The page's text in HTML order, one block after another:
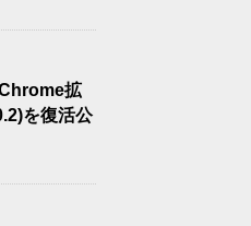
拡
を復活公